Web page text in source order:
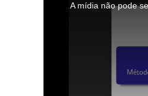
A mídia não pode